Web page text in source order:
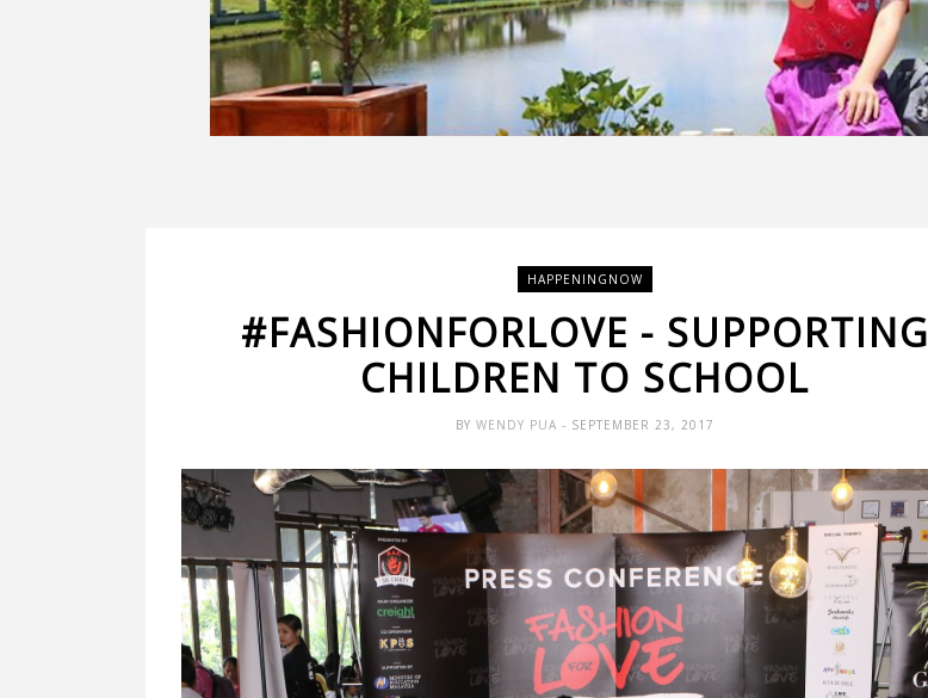
HAPPENINGNOW
#FASHIONFORLOVE - SUPPORTING
CHILDREN TO SCHOOL
BY WENDY PUA - SEPTEMBER 23, 2017